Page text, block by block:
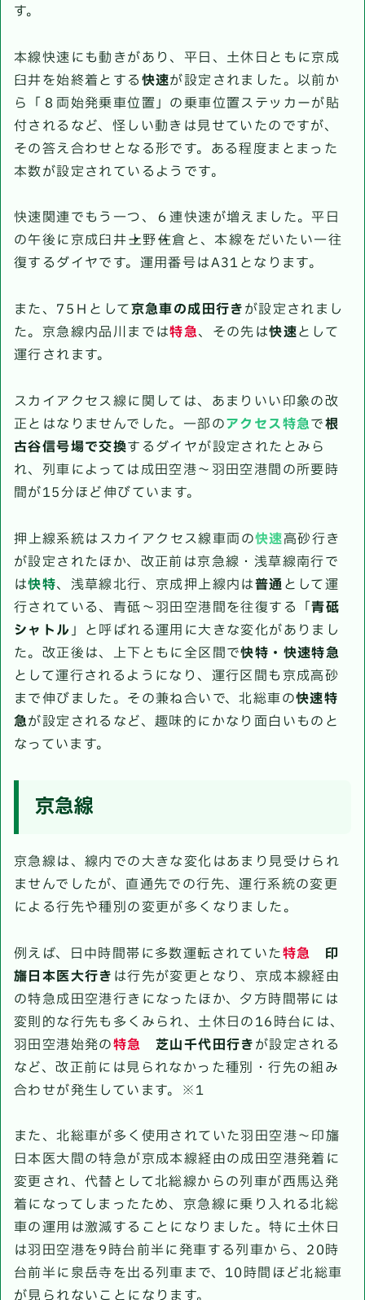
す。
本線快速にも動きがあり、平日、土休日ともに京成
臼井を始終着とする快速が設定されました。以前か
ら「８両始発乗車位置」の乗車位置ステッカーが貼
付されるなど、怪しい動きは見せていたのですが、
その答え合わせとなる形です。ある程度まとまった
本数が設定されているようです。
快速関連でもう一つ、６連快速が増えました。平日
の午後に京成臼井→上野→佐倉と、本線をだいたい一往
復するダイヤです。運用番号はA31となります。
また、75Ｈとして京急車の成田行きが設定されまし
た。京急線内品川までは特急、その先は快速として
運行されます。
スカイアクセス線に関しては、あまりいい印象の改
正とはなりませんでした。一部のアクセス特急で根
古谷信号場で交換するダイヤが設定されたとみら
れ、列車によっては成田空港～羽田空港間の所要時
間が15分ほど伸びています。
押上線系統はスカイアクセス線車両の快速高砂行き
が設定されたほか、改正前は京急線・浅草線南行で
は快特、浅草線北行、京成押上線内は普通として運
行されている、青砥～羽田空港間を往復する「青砥
シャトル」と呼ばれる運用に大きな変化がありまし
た。改正後は、上下ともに全区間で快特・快速特急
として運行されるようになり、運行区間も京成高砂
まで伸びました。その兼ね合いで、北総車の快速特
急が設定されるなど、趣味的にかなり面白いものと
なっています。
京急線
京急線は、線内での大きな変化はあまり見受けられ
ませんでしたが、直通先での行先、運行系統の変更
による行先や種別の変更が多くなりました。
例えば、日中時間帯に多数運転されていた特急 印
旛日本医大行き は行先が変更となり、京成本線経由
の特急成田空港行きになったほか、夕方時間帯には
変則的な行先も多くみられ、土休日の16時台には、
羽田空港始発の特急 芝山千代田行きが設定される
など、改正前には見られなかった種別・行先の組み
合わせが発生しています。※1
また、北総車が多く使用されていた羽田空港～印旛
日本医大間の特急が京成本線経由の成田空港発着に
変更され、代替として北総線からの列車が西馬込発
着になってしまったため、京急線に乗り入れる北総
車の運用は激減することになりました。特に土休日
は羽田空港を9時台前半に発車する列車から、20時
台前半に泉岳寺を出る列車まで、10時間ほど北総車